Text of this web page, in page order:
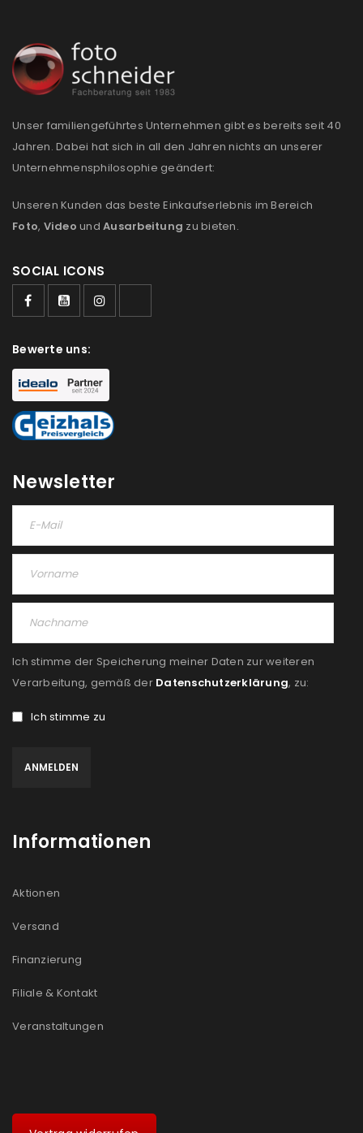
Unser familiengeführtes Unternehmen gibt es bereits seit 40
Jahren. Dabei hat sich in all den Jahren nichts an unserer
Unternehmensphilosophie geändert:
Unseren Kunden das beste Einkaufserlebnis im Bereich
Foto, Video und Ausarbeitung zu bieten.
SOCIAL ICONS
Bewerte uns:
Newsletter
Ich stimme der Speicherung meiner Daten zur weiteren
Verarbeitung, gemäß der Datenschutzerklärung, zu:
Ich stimme zu
Informationen
Aktionen
Versand
Finanzierung
Filiale & Kontakt
Veranstaltungen